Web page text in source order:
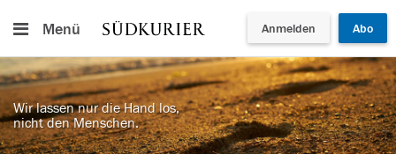
Menü Anmelden Abo
Wir lassen nur die Hand los,
nicht den Menschen.